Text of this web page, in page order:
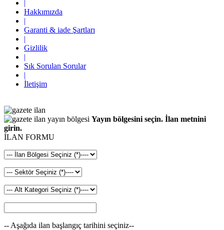
|
Hakkımızda
|
Garanti & iade Şartları
|
Gizlilik
|
Sık Sorulan Sorular
|
İletişim
Yayın bölgesini seçin. İlan metnini
girin.
İLAN FORMU
-- Aşağıda ilan başlangıç tarihini seçiniz--